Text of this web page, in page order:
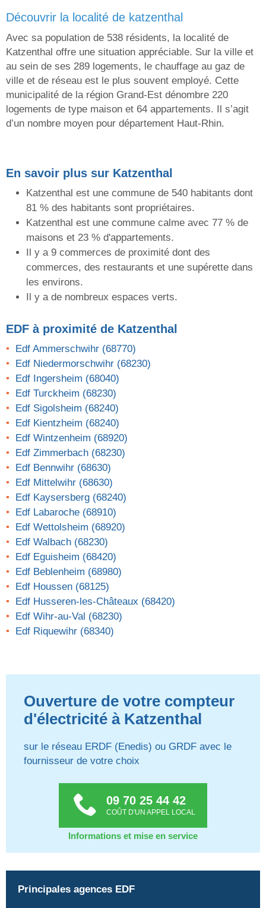
découvrir la localité de katzenthal
Avec sa population de 538 résidents, la localité de
Katzenthal offre une situation appréciable. Sur la ville et
au sein de ses 289 logements, le chauffage au gaz de
ville et de réseau est le plus souvent employé. Cette
municipalité de la région Grand-Est dénombre 220
logements de type maison et 64 appartements. Il s’agit
d’un nombre moyen pour département Haut-Rhin.
En savoir plus sur Katzenthal
Katzenthal est une commune de 540 habitants dont
81 % des habitants sont propriétaires.
Katzenthal est une commune calme avec 77 % de
maisons et 23 % d'appartements.
Il y a 9 commerces de proximité dont des
commerces, des restaurants et une supérette dans
les environs.
Il y a de nombreux espaces verts.
EDF à proximité de Katzenthal
Edf Ammerschwihr (68770)
Edf Niedermorschwihr (68230)
Edf Ingersheim (68040)
Edf Turckheim (68230)
Edf Sigolsheim (68240)
Edf Kientzheim (68240)
Edf Wintzenheim (68920)
Edf Zimmerbach (68230)
Edf Bennwihr (68630)
Edf Mittelwihr (68630)
Edf Kaysersberg (68240)
Edf Labaroche (68910)
Edf Wettolsheim (68920)
Edf Walbach (68230)
Edf Eguisheim (68420)
Edf Beblenheim (68980)
Edf Houssen (68125)
Edf Husseren-les-Châteaux (68420)
Edf Wihr-au-Val (68230)
Edf Riquewihr (68340)
Ouverture de votre compteur
d'électricité à Katzenthal
sur le réseau ERDF (Enedis) ou GRDF avec le
fournisseur de votre choix
09 70 25 44 42
COÛT D'UN APPEL LOCAL
Informations et mise en service
Principales agences EDF